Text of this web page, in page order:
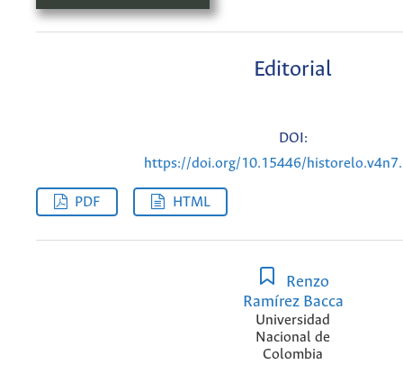
Editorial
DOI:
https://doi.org/10.15446/
PDF HTML
Renzo
Ramírez Bacca
Universidad
Nacional de
Colombia